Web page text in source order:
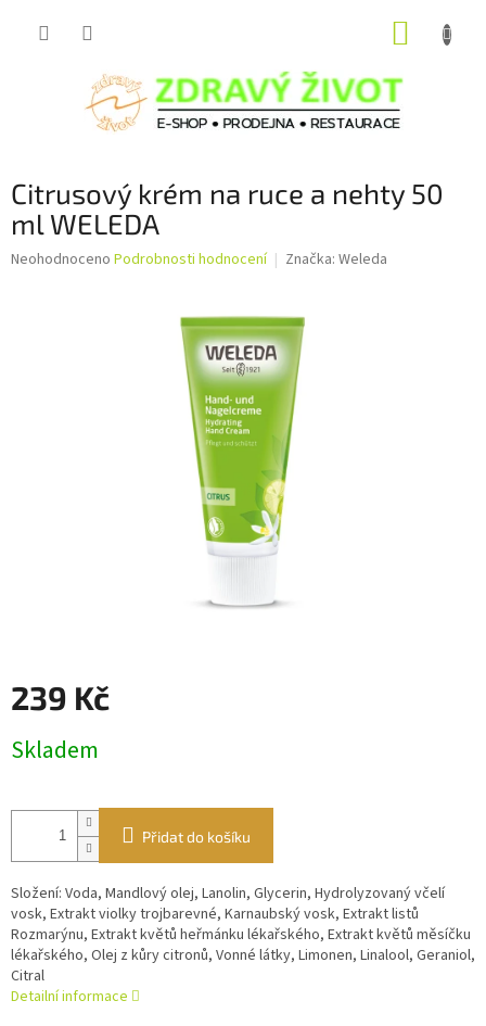
Citrusový krém na ruce a nehty 50
ml WELEDA
Průměrné
Neohodnoceno Podrobnosti hodnocení Značka: Weleda
239 Kč
cena:
Skladem
Přidat do košíku
Složení: Voda, Mandlový olej, Lanolin, Glycerin, Hydrolyzovaný včelí
vosk, Extrakt violky trojbarevné, Karnaubský vosk, Extrakt listů
Rozmarýnu, Extrakt květů heřmánku lékařského, Extrakt květů měsíčku
lékařského, Olej z kůry citronů, Vonné látky, Limonen, Linalool, Geraniol,
Citral
Detailní informace